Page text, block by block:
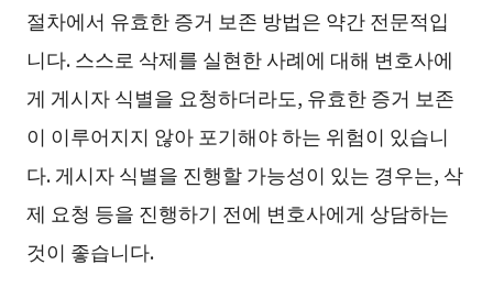
절차에서 유효한 증거 보존 방법은 약간 전문적입
니다. 스스로 삭제를 실현한 사례에 대해 변호사에
게 게시자 식별을 요청하더라도, 유효한 증거 보존
이 이루어지지 않아 포기해야 하는 위험이 있습니
다. 게시자 식별을 진행할 가능성이 있는 경우는, 삭
제 요청 등을 진행하기 전에 변호사에게 상담하는
것이 좋습니다.